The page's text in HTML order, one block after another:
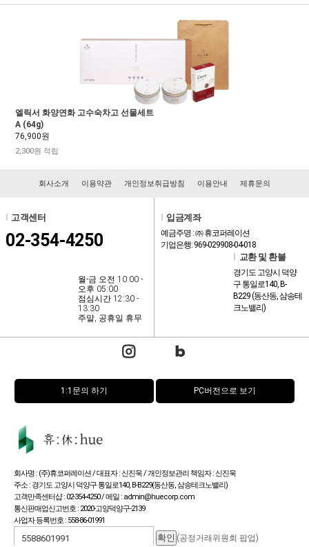
엘릭서 화양연화 고수숙차고 선물세트
A (64g)
76,900원
2,300원 적립
회사소개 이용약관 개인정보취급방침 이용안내 제휴문의
고객센터
02-354-4250
월-금 오전 10:00 -
오후 05:00
점심시간 12:30 -
13:30
주말, 공휴일 휴무
입금계좌
예금주명 : ㈜ 휴코퍼레이션
기업은행: 969-029908-04-018
교환 및 환불
경기도 고양시 덕양
구 통일로140, B-
B229 (동산동, 삼송테
크노밸리)
1:1문의 하기 PC버전으로 보기
회사명 : (주)휴코퍼레이션 / 대표자 : 신진욱 / 개인정보관리 책임자 : 신진욱
주소 : 경기도 고양시 덕양구 통일로140, B-B229(동산동, 삼송테크노밸리)
고객만족센터샵 : 02-354-4250 / 메일 : admin@huecorp.com
통신판매업신고번호 : 2020-고양덕양구-2139
사업자 등록번호 : 558-86-01991
(공정거래위원회 팝업)